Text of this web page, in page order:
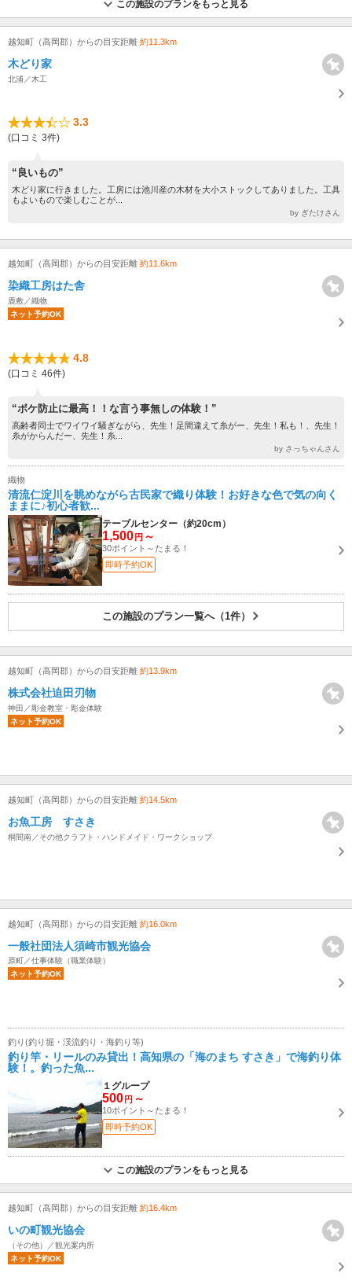
この施設のプランをもっと見る
越知町（高岡郡）からの目安距離 約11.3km
木どり家
北浦／木工
3.3
(口コミ 3件)
“良いもの”
木どり家に行きました。工房には池川産の木材を大小ストックしてありました。工具
もよいもので楽しむことが...
by ぎたけさん
越知町（高岡郡）からの目安距離 約11.6km
染織工房はた舎
鹿敷／織物
ネット予約OK
4.8
(口コミ 46件)
“ボケ防止に最高！！な言う事無しの体験！”
高齢者同士でワイワイ騒ぎながら、先生！足間違えて糸がー、先生！私も！、先生！
糸がからんだー、先生！糸...
by さっちゃんさん
織物
清流仁淀川を眺めながら古民家で織り体験！お好きな色で気の向く
ままに♪初心者歓...
テーブルセンター（約20cm）
1,500 円 ～
30ポイント～たまる！
即時予約OK
この施設のプラン一覧へ（1件）
越知町（高岡郡）からの目安距離 約13.9km
株式会社迫田刃物
神田／彫金教室・彫金体験
ネット予約OK
越知町（高岡郡）からの目安距離 約14.5km
お魚工房 すさき
桐間南／その他クラフト・ハンドメイド・ワークショップ
越知町（高岡郡）からの目安距離 約16.0km
一般社団法人須崎市観光協会
原町／仕事体験（職業体験）
ネット予約OK
釣り(釣り堀・渓流釣り・海釣り等)
釣り竿・リールのみ貸出！高知県の「海のまち すさき」で海釣り体
験！。釣った魚...
１グループ
500 円 ～
10ポイント～たまる！
即時予約OK
この施設のプランをもっと見る
越知町（高岡郡）からの目安距離 約16.4km
いの町観光協会
（その他）／観光案内所
ネット予約OK